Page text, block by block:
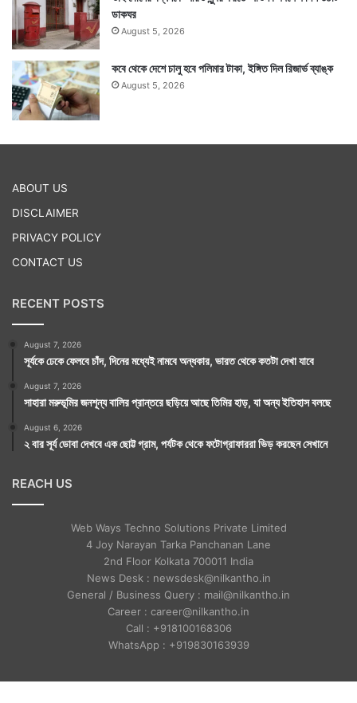
ডাকঘর
August 5, 2026
কবে থেকে দেশে চালু হবে পলিমার টাকা, ইঙ্গিত দিল রিজার্ভ ব্যাঙ্ক
August 5, 2026
ABOUT US
DISCLAIMER
PRIVACY POLICY
CONTACT US
RECENT POSTS
August 7, 2026
সূর্যকে ঢেকে ফেলবে চাঁদ, দিনের মধ্যেই নামবে অন্ধকার, ভারত থেকে কতটা দেখা যাবে
August 7, 2026
সাহারা মরুভূমির জনশূন্য বালির প্রান্তরে ছড়িয়ে আছে তিমির হাড়, যা অন্য ইতিহাস বলছে
August 6, 2026
২ বার সূর্য ডোবা দেখবে এক ছোট্ট গ্রাম, পর্যটক থেকে ফটোগ্রাফাররা ভিড় করছেন সেখানে
REACH US
Web Ways Techno Solutions Private Limited
4 Joy Narayan Tarka Panchanan Lane
2nd Floor Kolkata 700011 India
News Desk : newsdesk@nilkantho.in
General / Business Query : mail@nilkantho.in
Career : career@nilkantho.in
Call : +918100168306
WhatsApp : +919830163939